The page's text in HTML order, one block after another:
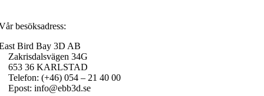
besöksadress:
Bird Bay 3D AB
34G
36 KARLSTAD
(+46) 054 – 21 40 00
info@ebb3d.se